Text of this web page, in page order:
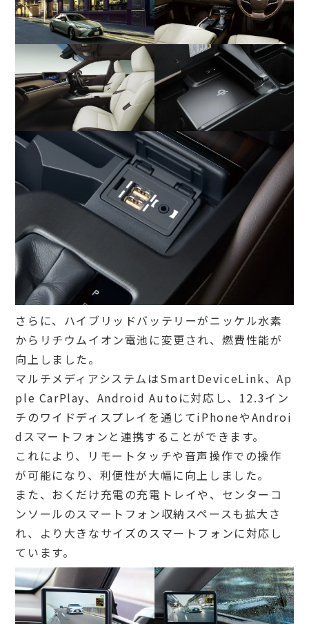
さらに、ハイブリッドバッテリーがニッケル水素
からリチウムイオン電池に変更され、燃費性能が
向上しました。
マルチメディアシステムはSmartDeviceLink、Ap
ple CarPlay、Android Autoに対応し、12.3イン
チのワイドディスプレイを通じてiPhoneやAndroi
dスマートフォンと連携することができます。
これにより、リモートタッチや音声操作での操作
が可能になり、利便性が大幅に向上しました。
また、おくだけ充電の充電トレイや、センターコ
ンソールのスマートフォン収納スペースも拡大さ
れ、より大きなサイズのスマートフォンに対応し
ています。